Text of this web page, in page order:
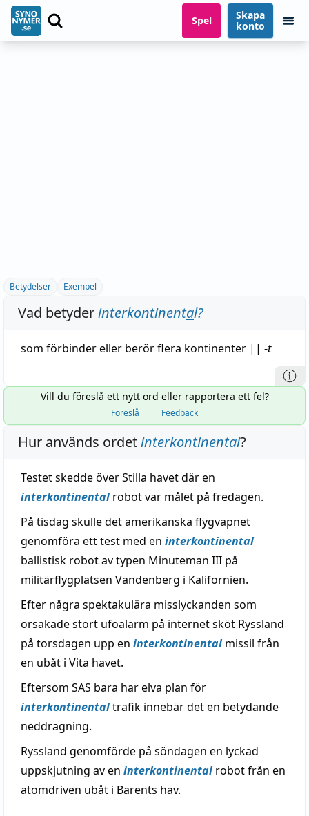
Spel
Skapa
konto
Betydelser Exempel
Vad betyderinterkontinental?
som förbinder eller berör flera kontinenter || -t
Vill du föreslå ett nytt ord eller rapportera ett fel?
Föreslå Feedback
Hur används ordetinterkontinental?
Testet skedde över Stilla havet där en
interkontinentalrobot var målet på fredagen.
På tisdag skulle det amerikanska flygvapnet
genomföra ett test med en interkontinental
ballistisk robot av typen Minuteman III på
militärflygplatsen Vandenberg i Kalifornien.
Efter några spektakulära misslyckanden som
orsakade stort ufoalarm på internet sköt Ryssland
på torsdagen upp en interkontinentalmissil från
en ubåt i Vita havet.
Eftersom SAS bara har elva plan för
interkontinentaltrafik innebär det en betydande
neddragning.
Ryssland genomförde på söndagen en lyckad
uppskjutning av en interkontinentalrobot från en
atomdriven ubåt i Barents hav.